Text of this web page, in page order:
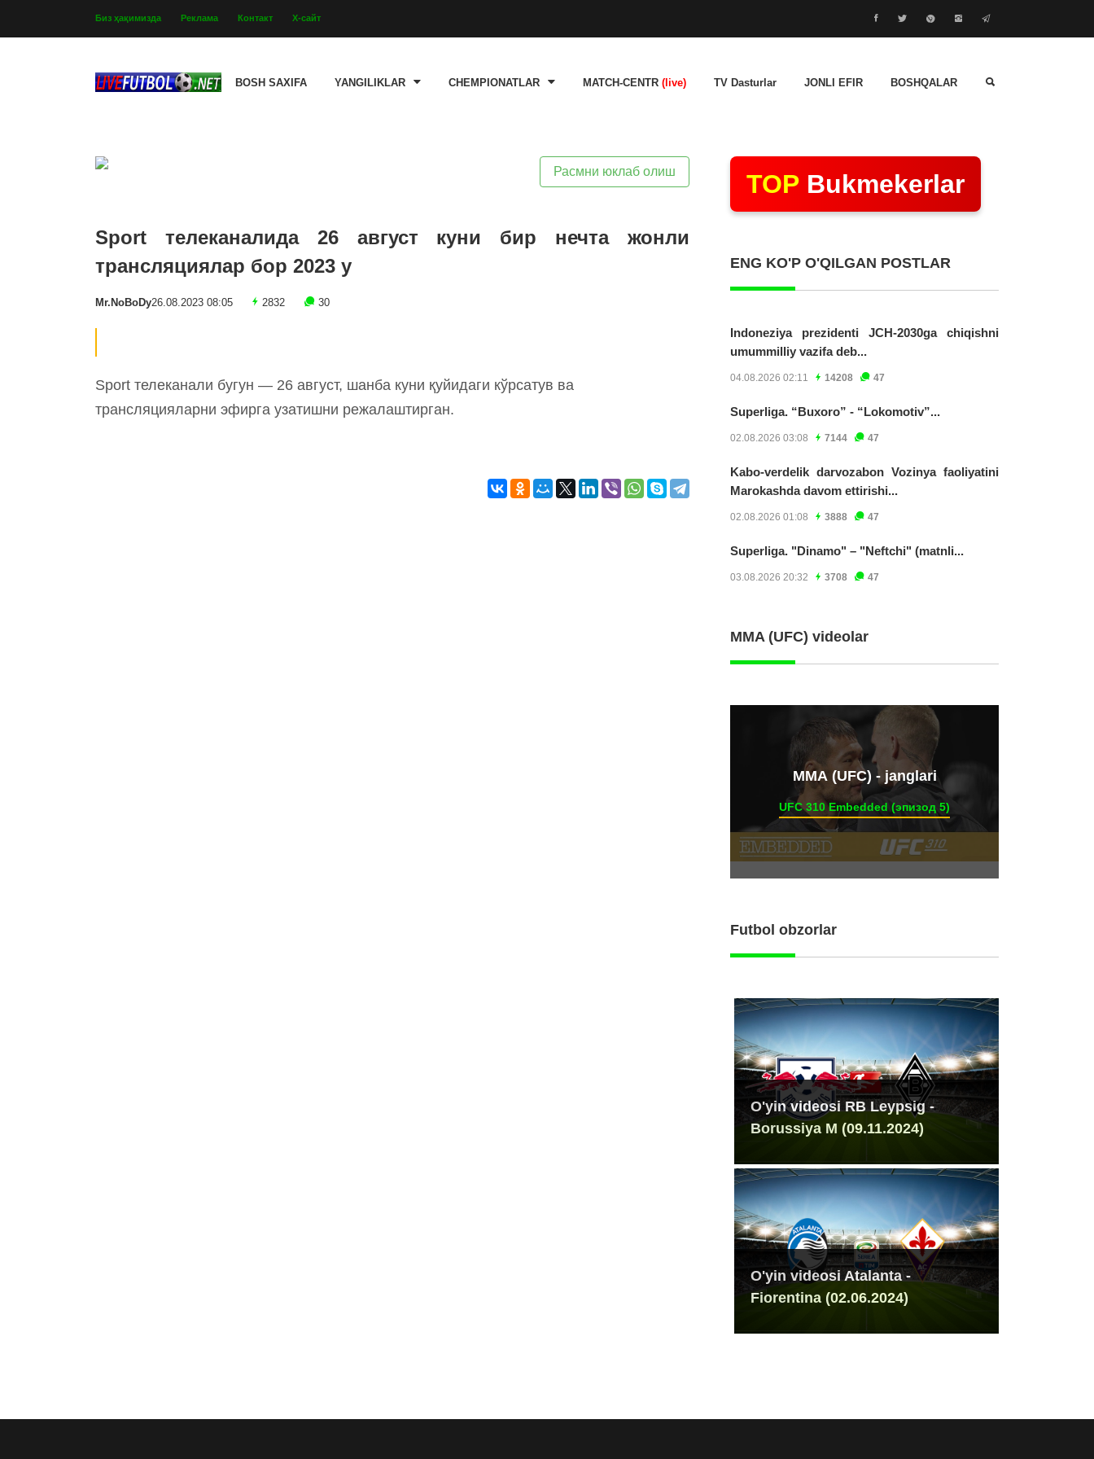
Биз ҳақимизда Реклама Контакт Х-сайт
BOSH SAXIFA YANGILIKLAR CHEMPIONATLAR MATCH-CENTR (live) TV Dasturlar JONLI EFIR BOSHQALAR
Расмни юклаб олиш
Sport телеканалида 26 август куни бир нечта жонли
трансляциялар бор 2023 y
Mr.NoBoDy26.08.2023 08:05 2832 30
Sport телеканали бугун — 26 август, шанба куни қуйидаги кўрсатув ва
трансляцияларни эфирга узатишни режалаштирган.
TOP Bukmekerlar
ENG KO'P O'QILGAN POSTLAR
Indoneziya prezidenti JCH-2030ga chiqishni
umummilliy vazifa deb...
04.08.2026 02:11 14208 47
Superliga. “Buxoro” - “Lokomotiv”...
02.08.2026 03:08 7144 47
Kabo-verdelik darvozabon Vozinya faoliyatini
Marokashda davom ettirishi...
02.08.2026 01:08 3888 47
Superliga. "Dinamo" – "Neftchi" (matnli...
03.08.2026 20:32 3708 47
MMA (UFC) videolar
ММА (UFC) - janglari
UFC 310 Embedded (эпизод 5)
Futbol obzorlar
O'yin videosi RB Leypsig -
Borussiya M (09.11.2024)
O'yin videosi Atalanta -
Fiorentina (02.06.2024)